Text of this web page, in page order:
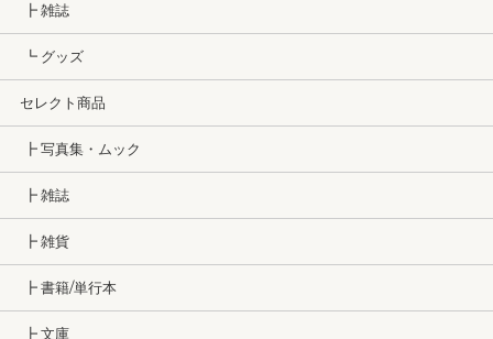
┣ 雑誌
┗ グッズ
セレクト商品
┣ 写真集・ムック
┣ 雑誌
┣ 雑貨
┣ 書籍/単行本
┣ 文庫